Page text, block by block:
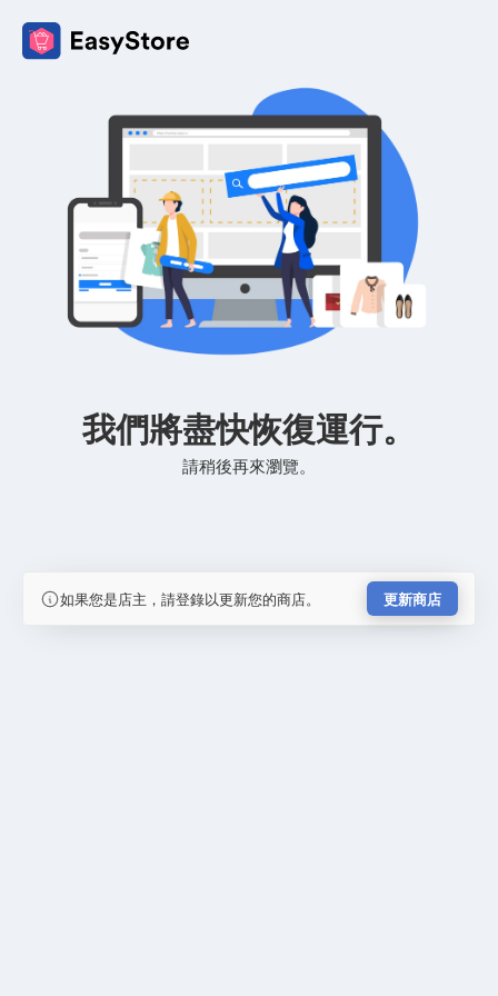
我們將盡快恢復運行。
請稍後再來瀏覽。
如果您是店主，請登錄以更新您的商店。 更新商店